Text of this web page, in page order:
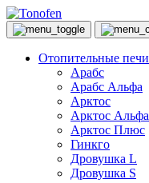
Отопительные печи
Арабс
Арабс Альфа
Арктос
Арктос Альфа
Арктос Плюс
Гинкго
Дровушка L
Дровушка S